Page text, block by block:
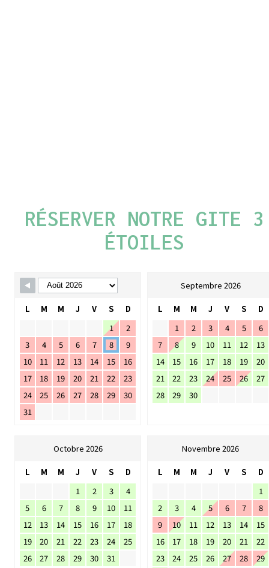
RÉSERVER NOTRE GITE 3
ÉTOILES
Skip Booking Form
L M M J V S
D
1
2
3
4 5 6 7 8
9
10
11 12 13 14 15
16
17
18 19 20 21 22
23
24
25 26 27 28 29
30
31
Septembre 2026
L M M J V S
D
1
2 3 4 5
6
7
8 9 10 11 12
13
14
15 16 17 18 19
20
21
22 23 24 25 26
27
28
29 30
Octobre 2026
L M M J V S
D
1
2 3
4
5
6 7 8 9 10
11
12
13 14 15 16 17
18
19
20 21 22 23 24
25
26
27 28 29 30 31
Novembre 2026
L M M J V S
D
1
2
3 4 5 6 7
8
9
10 11 12 13 14
15
16
17 18 19 20 21
22
23
24 25 26 27 28
29